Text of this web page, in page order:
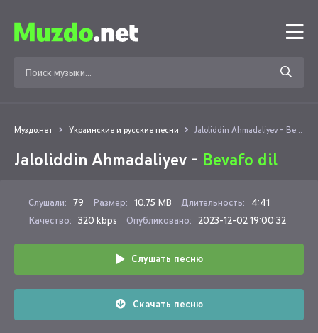
Муздо.нет Украинские и русские песни Jaloliddin Ahmadaliyev - Bevafo dil
Jaloliddin Ahmadaliyev - Bevafo dil
Слушали: 79 Размер: 10.75 MB Длительность:
4:41
Качество: 320 kbps Опубликовано: 2023-12-02 19:00:32
Слушать песню
Скачать песню